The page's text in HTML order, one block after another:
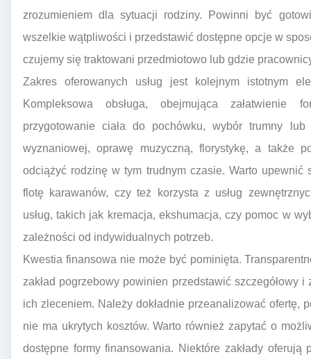
zrozumieniem dla sytuacji rodziny. Powinni być
wszelkie wątpliwości i przedstawić dostępne opcje w
czujemy się traktowani przedmiotowo lub gdzie
Zakres oferowanych usług jest kolejnym istotnym
Kompleksowa obsługa, obejmująca załatwienie
przygotowanie ciała do pochówku, wybór trumny
wyznaniowej, oprawę muzyczną, florystykę, a także
odciążyć rodzinę w tym trudnym czasie. Warto upewnić
flotę karawanów, czy też korzysta z usług
usług, takich jak kremacja, ekshumacja, czy pomoc w
zależności od indywidualnych potrzeb.
Kwestia finansowa nie może być pominięta.
zakład pogrzebowy powinien przedstawić szczegółowy i
ich zleceniem. Należy dokładnie przeanalizować ofertę,
nie ma ukrytych kosztów. Warto również zapytać o
dostępne formy finansowania. Niektóre zakłady